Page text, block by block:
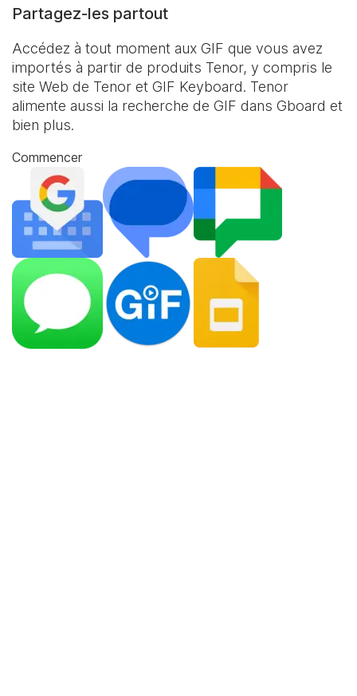
Partagez-les partout
Accédez à tout moment aux GIF que vous avez
importés à partir de produits Tenor, y compris le
site Web de Tenor et GIF Keyboard. Tenor
alimente aussi la recherche de GIF dans Gboard et
bien plus.
Commencer